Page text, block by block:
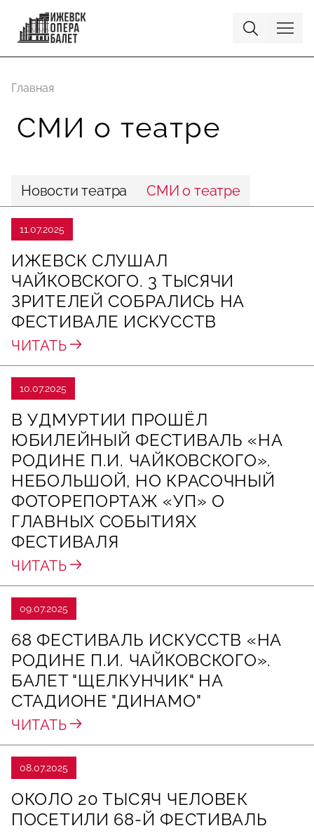
Главная
СМИ о театре
Новости театра СМИ о театре
11.07.2025
ИЖЕВСК СЛУШАЛ
ЧАЙКОВСКОГО. 3 ТЫСЯЧИ
ЗРИТЕЛЕЙ СОБРАЛИСЬ НА
ФЕСТИВАЛЕ ИСКУССТВ
ЧИТАТЬ
10.07.2025
В УДМУРТИИ ПРОШЁЛ
ЮБИЛЕЙНЫЙ ФЕСТИВАЛЬ «НА
РОДИНЕ П.И. ЧАЙКОВСКОГО».
НЕБОЛЬШОЙ, НО КРАСОЧНЫЙ
ФОТОРЕПОРТАЖ «УП» О
ГЛАВНЫХ СОБЫТИЯХ
ФЕСТИВАЛЯ
ЧИТАТЬ
09.07.2025
68 ФЕСТИВАЛЬ ИСКУССТВ «НА
РОДИНЕ П.И. ЧАЙКОВСКОГО».
БАЛЕТ "ЩЕЛКУНЧИК" НА
СТАДИОНЕ "ДИНАМО"
ЧИТАТЬ
08.07.2025
ОКОЛО 20 ТЫСЯЧ ЧЕЛОВЕК
ПОСЕТИЛИ 68-Й ФЕСТИВАЛЬ